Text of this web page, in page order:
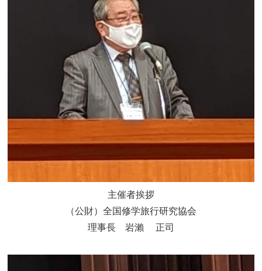
主催者挨拶
（公財）全国修学旅行研究協会
理事長 岩瀨 正司